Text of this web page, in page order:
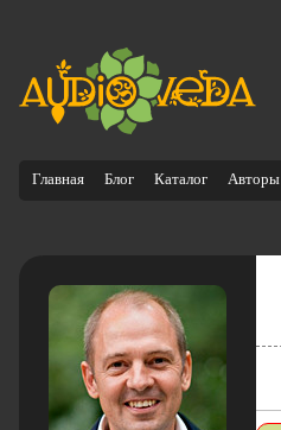
Главная Блог Каталог Авторы